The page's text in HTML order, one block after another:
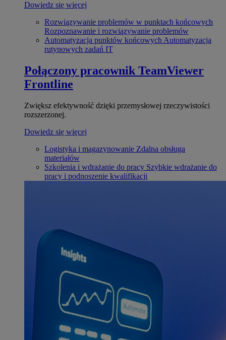
Dowiedz się więcej
Rozwiązywanie problemów w punktach końcowych
Rozpoznawanie i rozwiązywanie problemów
Automatyzacja punktów końcowych Automatyzacja
rutynowych zadań IT
Połączony pracownik TeamViewer
Frontline
Zwiększ efektywność dzięki przemysłowej rzeczywistości
rozszerzonej.
Dowiedz się więcej
Logistyka i magazynowanie Zdalna obsługa
materiałów
Szkolenia i wdrażanie do pracy Szybkie wdrażanie do
pracy i podnoszenie kwalifikacji